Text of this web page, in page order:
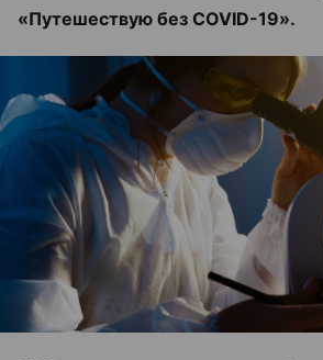
«Путешествую без COVID-19».